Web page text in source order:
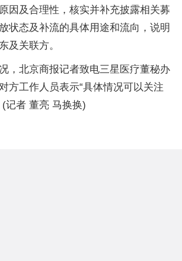
因及合理性，核实并补充披露相关募
状态及补流的具体用途和流向，说明
及关联方。
，北京商报记者致电三星医疗董秘办
方工作人员表示“具体情况可以关注
记者 董亮 马换换)